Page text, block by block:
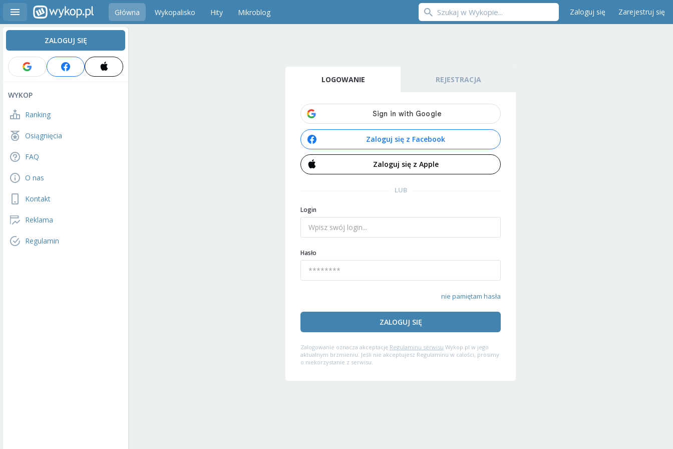
Główna Wykopalisko Hity Mikroblog Zaloguj się Zarejestruj się
ZALOGUJ SIĘ
WYKOP
Ranking
Osiągnięcia
FAQ
O nas
Kontakt
Reklama
Regulamin
LOGOWANIE REJESTRACJA
Zaloguj się z Facebook
Zaloguj się z Apple
LUB
Login
Hasło
nie pamiętam hasła
ZALOGUJ SIĘ
Zalogowanie oznacza akceptację Regulaminu serwisu Wykop.pl w jego
aktualnym brzmieniu. Jeśli nie akceptujesz Regulaminu w całości, prosimy
o niekorzystanie z serwisu.